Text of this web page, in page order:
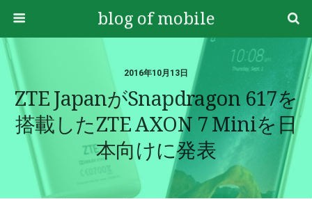
blog of mobile
2016年10月13日
ZTE JapanがSnapdragon 617を
搭載したZTE AXON 7 Miniを日
本向けに発表